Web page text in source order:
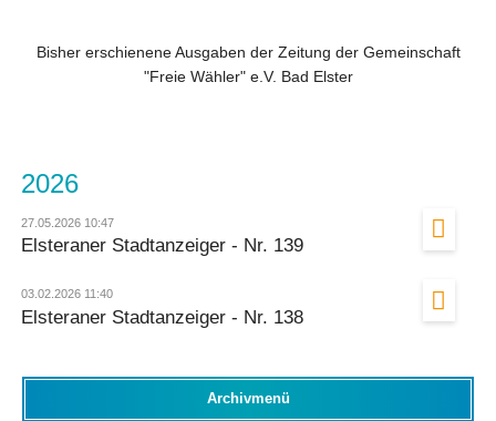
Bisher erschienene Ausgaben der Zeitung der Gemeinschaft
"Freie Wähler" e.V. Bad Elster
2026
27.05.2026 10:47
Elsteraner Stadtanzeiger - Nr. 139
03.02.2026 11:40
Elsteraner Stadtanzeiger - Nr. 138
Archivmenü